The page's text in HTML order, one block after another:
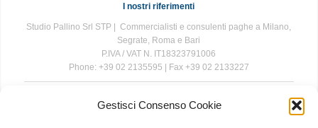
Gestisci Consenso Cookie
I nostri riferimenti
Studio Pallino Srl STP | Commercialisti e consulenti paghe a Milano,
Segrate, Roma e Bari
P.IVA / VAT N. IT18323791006
Phone: +39 02 2135595 | Fax +39 02 2133227
The information contained in this website is for general information